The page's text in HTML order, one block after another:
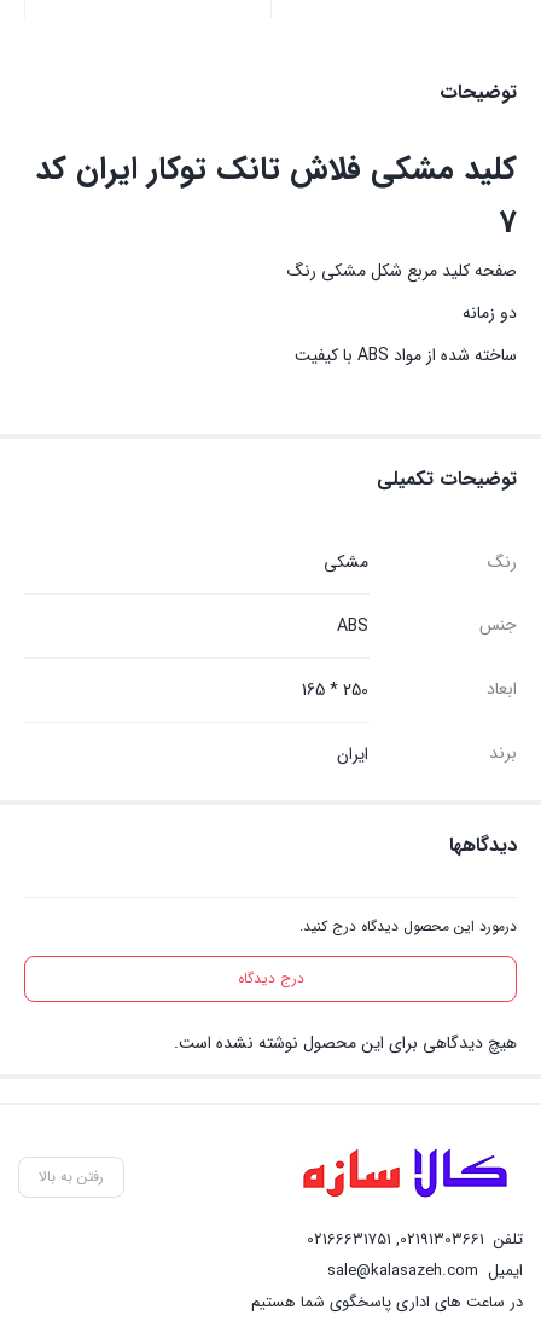
توضیحات
کلید مشکی فلاش تانک توکار ایران کد
7
صفحه کلید مربع شکل مشکی رنگ
دو زمانه
ساخته شده از مواد ABS با کیفیت
توضیحات تکمیلی
رنگ مشکی
جنس ABS
ابعاد 250 * 165
برند ایران
دیدگاهها
درمورد این محصول دیدگاه درج کنید.
درج دیدگاه
هیچ دیدگاهی برای این محصول نوشته نشده است.
رفتن به بالا
تلفن 02191303661
,
02166631751
ایمیل sale@kalasazeh.com
در ساعت های اداری پاسخگوی شما هستیم